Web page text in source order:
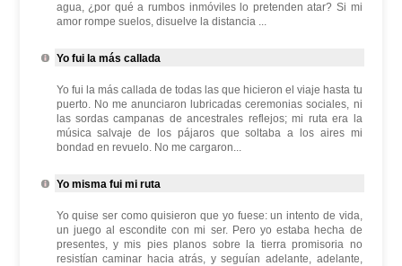
agua, ¿por qué a rumbos inmóviles lo pretenden atar? Si mi
amor rompe suelos, disuelve la distancia ...
Yo fui la más callada
Yo fui la más callada de todas las que hicieron el viaje hasta tu
puerto. No me anunciaron lubricadas ceremonias sociales, ni
las sordas campanas de ancestrales reflejos; mi ruta era la
música salvaje de los pájaros que soltaba a los aires mi
bondad en revuelo. No me cargaron...
Yo misma fui mi ruta
Yo quise ser como quisieron que yo fuese: un intento de vida,
un juego al escondite con mi ser. Pero yo estaba hecha de
presentes, y mis pies planos sobre la tierra promisoria no
resistían caminar hacia atrás, y seguían adelante, adelante,